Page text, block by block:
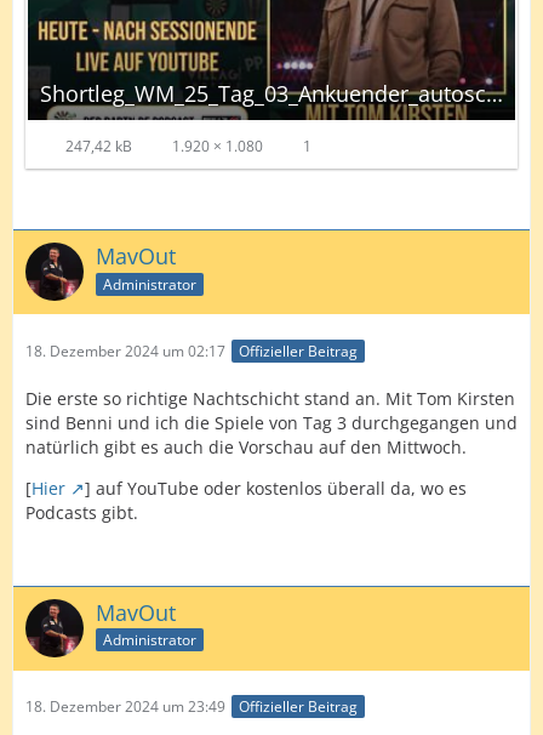
Shortleg_WM_25_Tag_03_Ankuender_autoscaled.jpg
247,42 kB 1.920 × 1.080 1
MavOut
Administrator
18. Dezember 2024 um 02:17 Offizieller Beitrag
Die erste so richtige Nachtschicht stand an. Mit Tom Kirsten
sind Benni und ich die Spiele von Tag 3 durchgegangen und
natürlich gibt es auch die Vorschau auf den Mittwoch.
[Hier
] auf YouTube oder kostenlos überall da, wo es
Podcasts gibt.
MavOut
Administrator
18. Dezember 2024 um 23:49 Offizieller Beitrag